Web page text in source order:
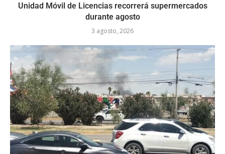
Unidad Móvil de Licencias recorrerá supermercados
durante agosto
3 agosto, 2026